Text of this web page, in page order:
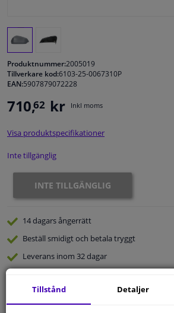
Fönster & Tillbehör
Bilvård & Tillbehör
Husbil, motorcykel, cykel & båt
Sensorer & Elsystem
Produktnummer:2005019
Tillverkare kod:6103-25-0067310P
EAN:5907879072228
710,62 kr Inkl moms
Visa produktspecifikationer
Inte tillgänglig
INTE TILLGÄNGLIG
14 dagarsångerrätt
Beställ smidigt och betala tryggt
Leverans inom 32 dagar
Tillstånd Detaljer